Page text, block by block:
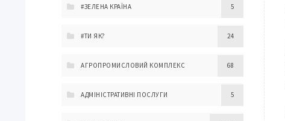
#ЗЕЛЕНА КРАЇНА 5
#ТИ ЯК? 24
АГРОПРОМИСЛОВИЙ КОМПЛЕКС 68
АДМІНІСТРАТИВНІ ПОСЛУГИ 5